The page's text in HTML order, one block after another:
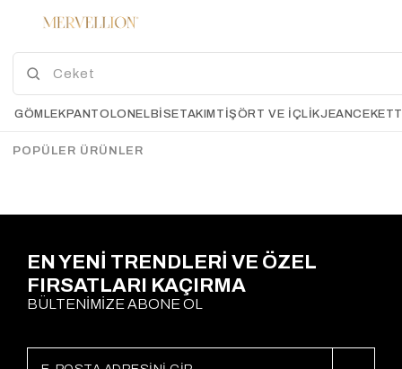
Gömlek RENKLİ
$16.43
$30.15
Botwing Çıtçıtlı Gömlek
KIRMIZI
EN YENİ TRENDLERİ VE ÖZEL
FIRSATLARI KAÇIRMA
BÜLTENİMİZE ABONE OL
GÖMLEKPANTOLONELBİSETAKIM TIŞÖRT VE İÇLIKJEANCEKET
POPÜLER ÜRÜNLER